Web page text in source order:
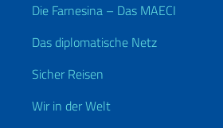
Die Farnesina – Das MAECI
Das diplomatische Netz
Sicher Reisen
Wir in der Welt